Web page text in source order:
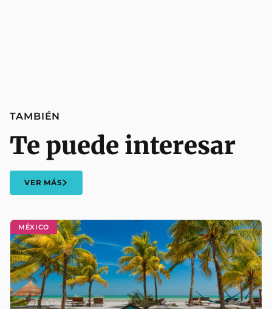
MÉXICO
TAMBIÉN
Te puede interesar
VER MÁS